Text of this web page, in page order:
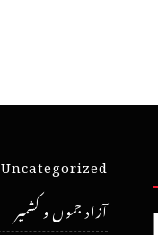
Uncategorized
آزاد جموں و کشمیر